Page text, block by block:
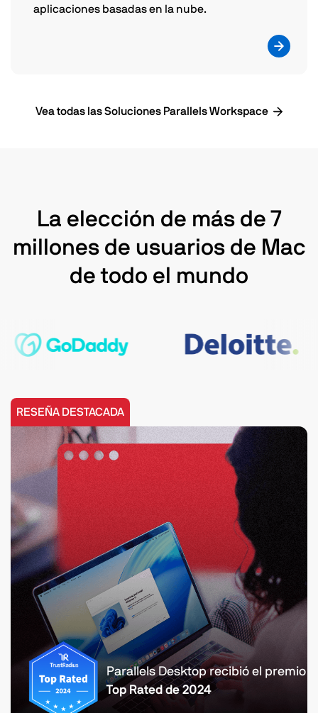
aplicaciones basadas en la nube.
Vea todas las Soluciones Parallels Workspace
La elección de más de 7
millones de usuarios de Mac
de todo el mundo
RESEÑA DESTACADA
Parallels Desktop recibió el premio
Top Rated de 2024